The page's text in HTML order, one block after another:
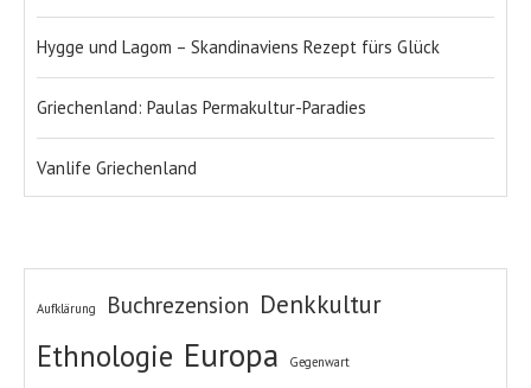
Hygge und Lagom – Skandinaviens Rezept fürs Glück
Griechenland: Paulas Permakultur-Paradies
Vanlife Griechenland
Aufklärung Buchrezension Denkkultur
Ethnologie Europa Gegenwart